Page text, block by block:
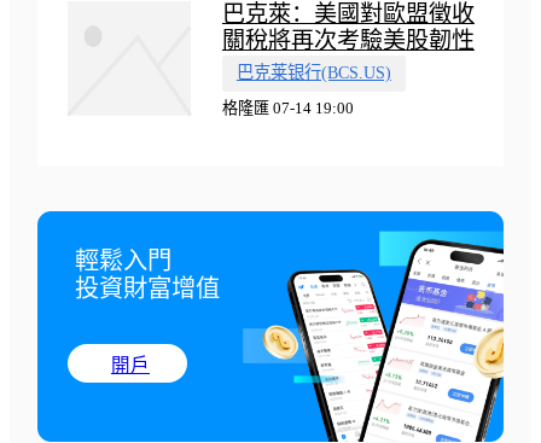
巴克萊：美國對歐盟徵收
關稅將再次考驗美股韌性
巴克莱银行(BCS.US)
格隆匯 07-14 19:00
輕鬆入門
投資財富增值
開戶